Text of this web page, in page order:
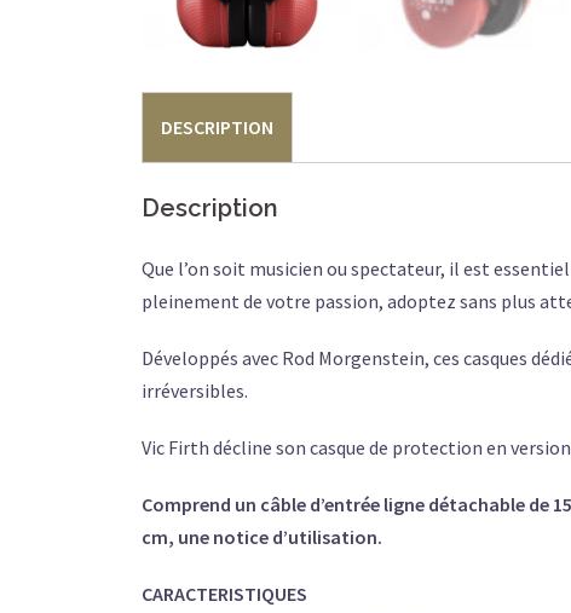
DESCRIPTION
Description
Que l’on soit musicien ou spectateur, il est
pleinement de votre passion, adoptez sans plus
Développés avec Rod Morgenstein, ces casques
irréversibles.
Vic Firth décline son casque de protection en version
Comprend un câble d’entrée ligne détachable de
cm, une notice d’utilisation.
CARACTERISTIQUES